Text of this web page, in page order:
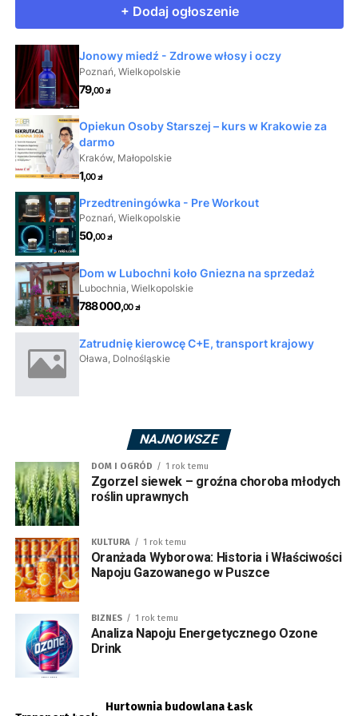
NAJNOWSZE
DOM I OGRÓD 1 rok temu
Zgorzel siewek – groźna choroba młodych
roślin uprawnych
KULTURA 1 rok temu
Oranżada Wyborowa: Historia i Właściwości
Napoju Gazowanego w Puszce
BIZNES 1 rok temu
Analiza Napoju Energetycznego Ozone
Drink
Hurtownia budowlana Łask